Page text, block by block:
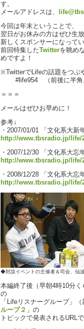
す。
メールアドレスは、
今回は年末ということで、
翌日がお休みの方はぜひ生
新しくスポンサーになって
前回特集したTwitterを眺め
めですよ！
※TwitterでLifeの話題をつぶ
#life954 （前後に半角ス
＝＝＝
メールはぜひお早めに！
参考↓
・2007/01/01 「文化系大新
http://www.tbsradio.jp/life/
・2007/12/30 「文化系大忘
http://www.tbsradio.jp/life/
・2008/12/28 「文化系大忘
http://www.tbsradio.jp/life/
◆対談イベントの主催者＆司会、仙
本編終了後（早朝4時10分
の
「Lifeリスナーグループ」
ループ２ 」の
トピックで発表されるURL